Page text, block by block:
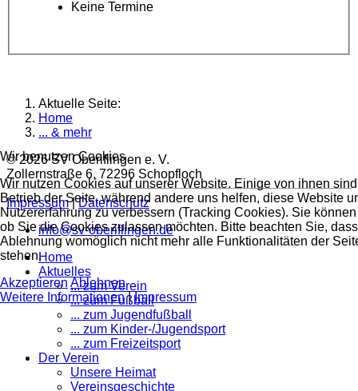
Keine Termine
Aktuelle Seite:
Home
... & mehr
© 2026 SV Oberiflingen e. V.
Zollernstraße 6, 72296 Schopfloch
Impressum|Datenschutz
info@sv-oberiflingen.de
Home
Aktuelles
... zum Verein
... zum Fußball
... zum Jugendfußball
... zum Kinder-/Jugendsport
... zum Freizeitsport
Der Verein
Unsere Heimat
Vereinsgeschichte
Wir benutzen Cookies
Wir nutzen Cookies auf unserer Website. Einige von ihnen
Betrieb der Seite, während andere uns helfen, diese Website
Nutzererfahrung zu verbessern (Tracking Cookies). Sie
ob Sie die Cookies zulassen möchten. Bitte beachten Sie,
Ablehnung womöglich nicht mehr alle Funktionalitäten der
stehen.
Akzeptieren Ablehnen
Weitere Informationen|Impressum